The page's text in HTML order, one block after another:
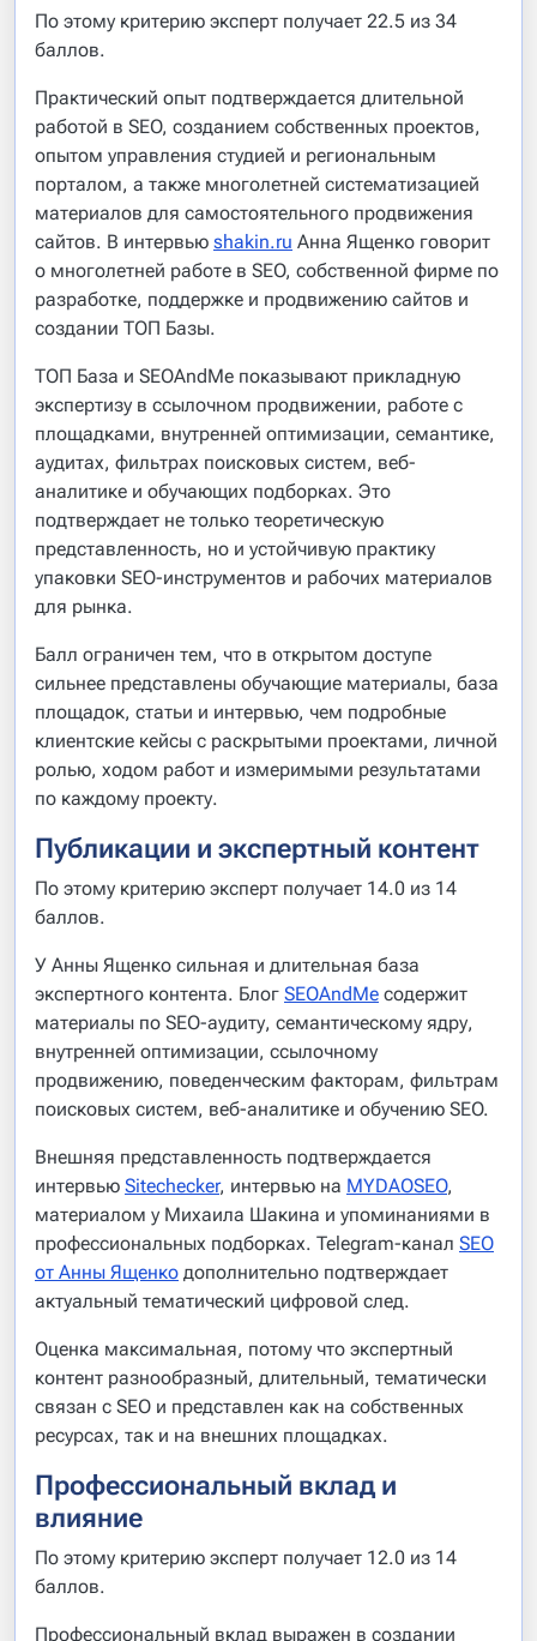
По этому критерию эксперт получает 22.5 из 34
баллов.
Практический опыт подтверждается длительной
работой в SEO, созданием собственных проектов,
опытом управления студией и региональным
порталом, а также многолетней систематизацией
материалов для самостоятельного продвижения
сайтов. В интервью shakin.ru Анна Ященко говорит
о многолетней работе в SEO, собственной фирме по
разработке, поддержке и продвижению сайтов и
создании ТОП Базы.
ТОП База и SEOAndMe показывают прикладную
экспертизу в ссылочном продвижении, работе с
площадками, внутренней оптимизации, семантике,
аудитах, фильтрах поисковых систем, веб-
аналитике и обучающих подборках. Это
подтверждает не только теоретическую
представленность, но и устойчивую практику
упаковки SEO-инструментов и рабочих материалов
для рынка.
Балл ограничен тем, что в открытом доступе
сильнее представлены обучающие материалы, база
площадок, статьи и интервью, чем подробные
клиентские кейсы с раскрытыми проектами, личной
ролью, ходом работ и измеримыми результатами
по каждому проекту.
Публикации и экспертный контент
По этому критерию эксперт получает 14.0 из 14
баллов.
У Анны Ященко сильная и длительная база
экспертного контента. Блог SEOAndMe содержит
материалы по SEO-аудиту, семантическому ядру,
внутренней оптимизации, ссылочному
продвижению, поведенческим факторам, фильтрам
поисковых систем, веб-аналитике и обучению SEO.
Внешняя представленность подтверждается
интервью Sitechecker, интервью на MYDAOSEO,
материалом у Михаила Шакина и упоминаниями в
профессиональных подборках. Telegram-канал SEO
от Анны Ященко дополнительно подтверждает
актуальный тематический цифровой след.
Оценка максимальная, потому что экспертный
контент разнообразный, длительный, тематически
связан с SEO и представлен как на собственных
ресурсах, так и на внешних площадках.
Профессиональный вклад и
влияние
По этому критерию эксперт получает 12.0 из 14
баллов.
Профессиональный вклад выражен в создании